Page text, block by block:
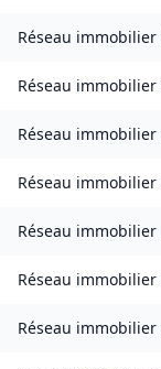
Réseau immobilier
Réseau immobilier
Réseau immobilier
Réseau immobilier
Réseau immobilier
Réseau immobilier
Réseau immobilier